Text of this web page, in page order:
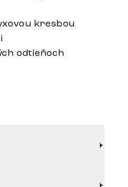
kresbou
odtieňoch